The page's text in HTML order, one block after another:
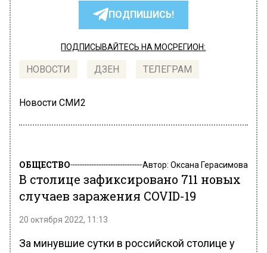
ПОДПИШИСЬ!
ПОДПИСЫВАЙТЕСЬ НА МОСРЕГИОН:
НОВОСТИ ДЗЕН ТЕЛЕГРАМ
Новости СМИ2
ОБЩЕСТВО Автор: Оксана Герасимова
В столице зафиксировано 711 новых
случаев заражения COVID-19
20 октября 2022, 11:13
За минувшие сутки в российской столице у